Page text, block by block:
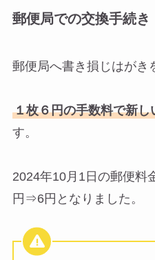
郵便局での交換手続き
郵便局へ書き損じはがき
１枚６円の手数料で新し
す。
2024年10月1日の郵便料
円⇒6円となりました。